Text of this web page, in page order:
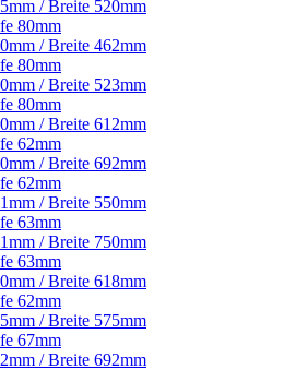
/ Breite 520mm
80mm
/ Breite 462mm
80mm
/ Breite 523mm
80mm
/ Breite 612mm
62mm
/ Breite 692mm
62mm
/ Breite 550mm
63mm
/ Breite 750mm
63mm
/ Breite 618mm
62mm
/ Breite 575mm
67mm
/ Breite 692mm